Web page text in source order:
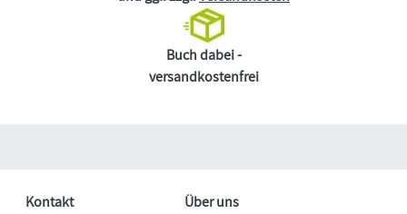
Buch dabei -
versandkostenfrei
Kontakt
Über uns